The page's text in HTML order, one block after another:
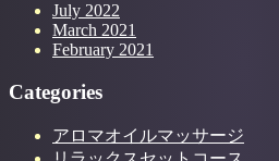
July 2022
March 2021
February 2021
Categories
アロマオイルマッサージ